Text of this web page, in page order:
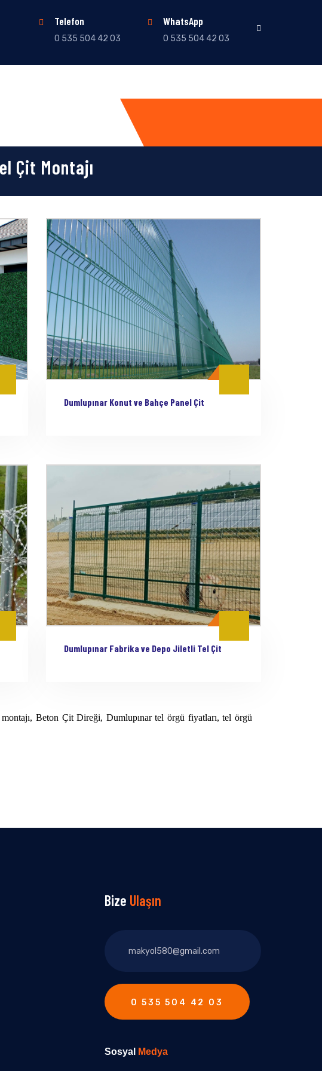
Telefon
0 535 504 42 03
WhatsApp
0 535 504 42 03
Çit Montajı
Dumlupınar Konut ve Bahçe Panel Çit
Dumlupınar Fabrika ve Depo Jiletli Tel Çit
Beton Çit Direği, Dumlupınar tel örgü fiyatları, tel örgü
Bize Ulaşın
0 535 504 42 03
Sosyal Medya